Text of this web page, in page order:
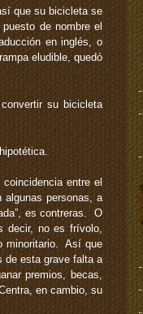
que su bicicleta se
de nombre el
en inglés, o
eludible, quedó
su bicicleta
entre el
algunas personas, a
es contreras. O
decir, no es frívolo,
minoritario. Así que
de esta grave falta a
premios, becas,
en cambio, su